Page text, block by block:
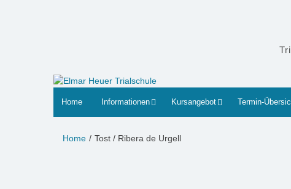
Home Informationen Kursangebot Termin-
Home Tost / Ribera de Urgell